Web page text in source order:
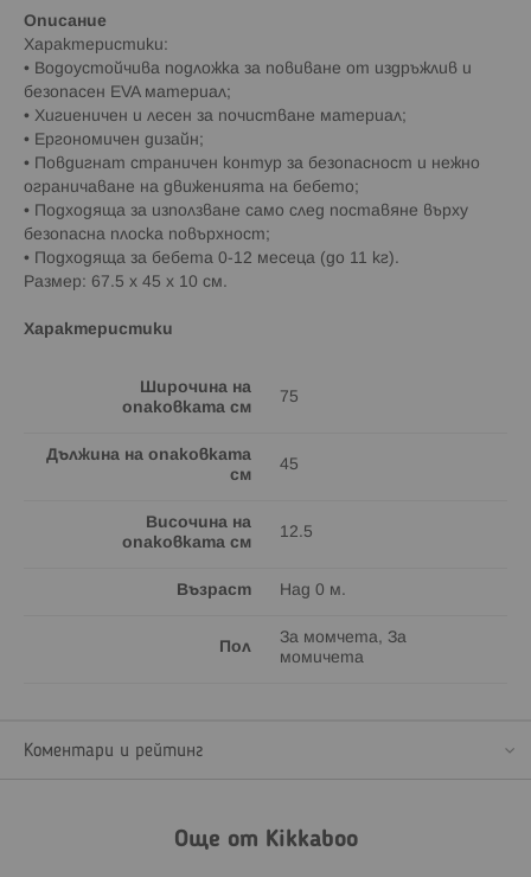
Описание
Характеристики:
• Водоустойчива подложка за повиване от издръжлив и
безопасен EVA материал;
• Хигиеничен и лесен за почистване материал;
• Ергономичен дизайн;
• Повдигнат страничен контур за безопасност и нежно
ограничаване на движенията на бебето;
• Подходяща за използване само след поставяне върху
безопасна плоска повърхност;
• Подходяща за бебета 0-12 месеца (до 11 кг).
Размер: 67.5 x 45 x 10 см.
Характеристики
Широчина на
опаковката см
75
Дължина на опаковката
см
45
Височина на
опаковката см
12.5
Възраст Над 0 м.
Пол
За момчета, За
момичета
Коментари и рейтинг
Още от Kikkaboo